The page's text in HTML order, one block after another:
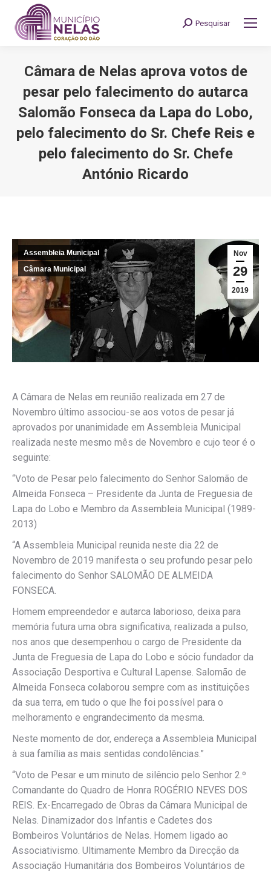
Search:
Pesquisar
Câmara de Nelas aprova votos de
pesar pelo falecimento do autarca
Salomão Fonseca da Lapa do Lobo,
pelo falecimento do Sr. Chefe Reis e
pelo falecimento do Sr. Chefe
António Ricardo
Nov
29
2019
Assembleia Municipal
Câmara Municipal
A Câmara de Nelas em reunião realizada em 27 de
Novembro último associou-se aos votos de pesar já
aprovados por unanimidade em Assembleia Municipal
realizada neste mesmo mês de Novembro e cujo teor é o
seguinte:
“Voto de Pesar pelo falecimento do Senhor Salomão de
Almeida Fonseca – Presidente da Junta de Freguesia de
Lapa do Lobo e Membro da Assembleia Municipal (1989-
2013)
“A Assembleia Municipal reunida neste dia 22 de
Novembro de 2019 manifesta o seu profundo pesar pelo
falecimento do Senhor SALOMÃO DE ALMEIDA
FONSECA.
Homem empreendedor e autarca laborioso, deixa para
memória futura uma obra significativa, realizada a pulso,
nos anos que desempenhou o cargo de Presidente da
Junta de Freguesia de Lapa do Lobo e sócio fundador da
Associação Desportiva e Cultural Lapense. Salomão de
Almeida Fonseca colaborou sempre com as instituições
da sua terra, em tudo o que lhe foi possível para o
melhoramento e engrandecimento da mesma.
Neste momento de dor, endereça a Assembleia Municipal
à sua família as mais sentidas condolências.”
“Voto de Pesar e um minuto de silêncio pelo Senhor 2.º
Comandante do Quadro de Honra ROGÉRIO NEVES DOS
REIS. Ex-Encarregado de Obras da Câmara Municipal de
Nelas. Dinamizador dos Infantis e Cadetes dos
Bombeiros Voluntários de Nelas. Homem ligado ao
Associativismo. Ultimamente Membro da Direcção da
Associação Humanitária dos Bombeiros Voluntários de